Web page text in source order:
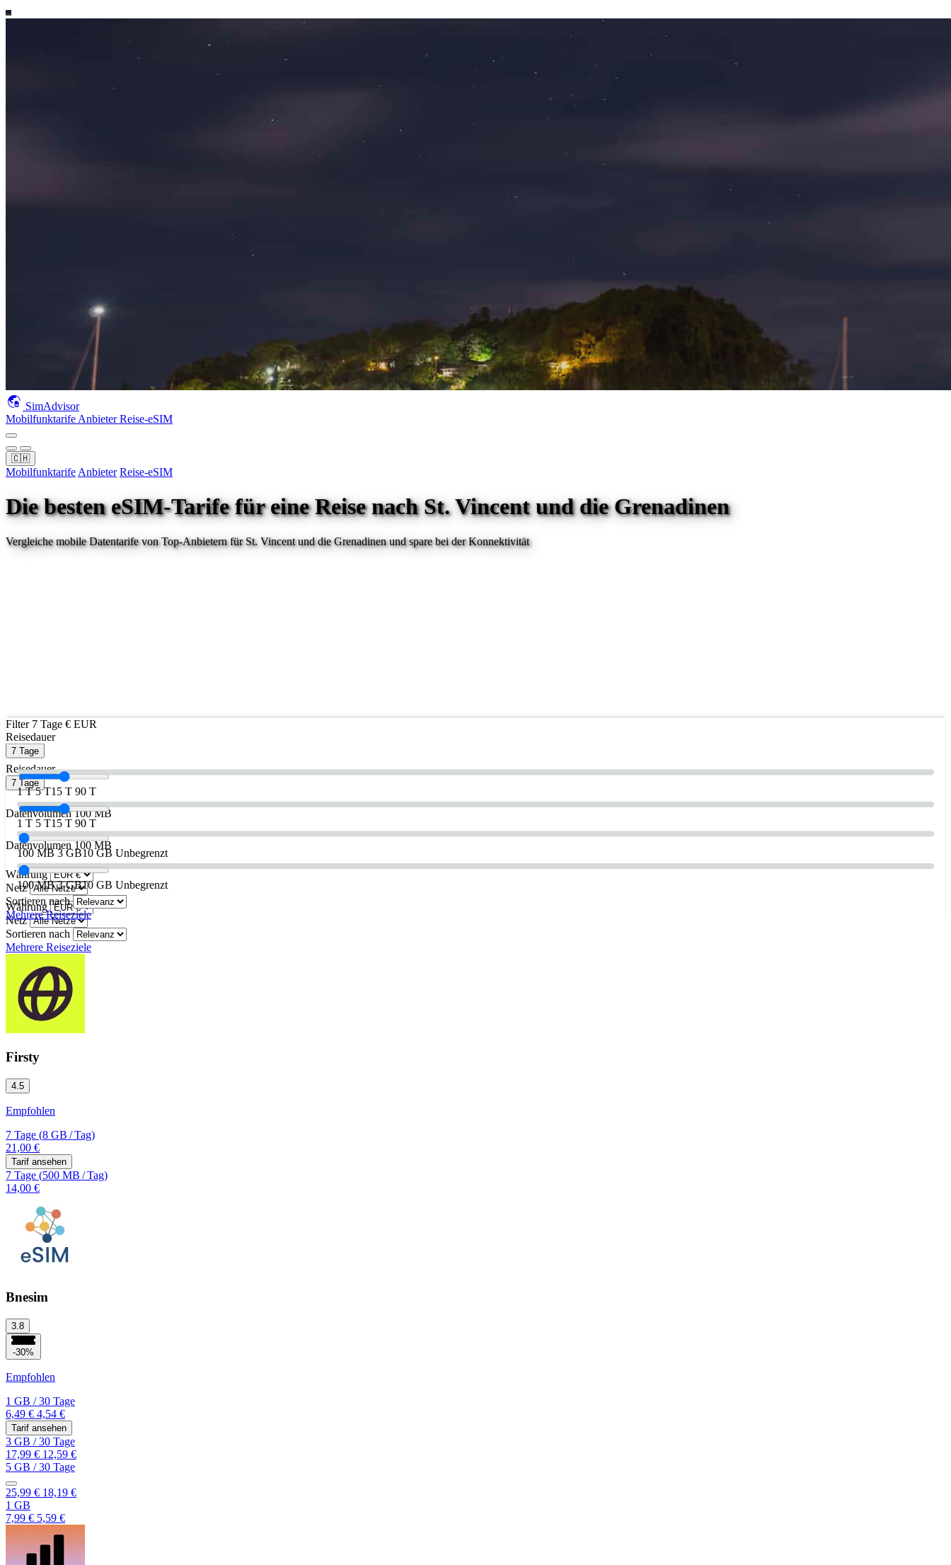
SimAdvisor
Mobilfunktarife AnbieterReise-eSIM
🇨🇭
Mobilfunktarife Anbieter Reise-eSIM
Die besten eSIM-Tarife für eine Reisenach St. Vincent und die Grenadinen
Vergleiche mobile Datentarife von Top-Anbietern fürSt. Vincent und die Grenadinenund spare bei der Konnektivität
Filter 7 Tage € EUR
Reisedauer
7 Tage
1 T 5 T15 T 90 T
Datenvolumen 100 MB
100 MB 3 GB10 GB Unbegrenzt
Währung
Netz
Sortieren nach
Mehrere Reiseziele
Reisedauer
7 Tage
1 T 5 T15 T 90 T
Datenvolumen 100 MB
100 MB 3 GB10 GB Unbegrenzt
Währung
Netz
Sortieren nach
Mehrere Reiseziele
Firsty
4.5
Empfohlen
7 Tage (8 GB /Tag)
21,00 €
Tarif ansehen
7 Tage (500 MB /Tag)
14,00 €
Bnesim
3.8
-30%
Empfohlen
1 GB /30 Tage
6,49 € 4,54 €
Tarif ansehen
3 GB /30 Tage
17,99 € 12,59 €
5 GB /30 Tage
25,99 € 18,19 €
1 GB
7,99 € 5,59 €